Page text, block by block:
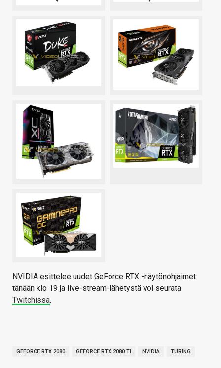
NVIDIA esittelee uudet GeForce RTX -näytönohjaimet
tänään klo 19 ja live-stream-lähetystä voi seurata
Twitchissä.
GEFORCE RTX 2080 GEFORCE RTX 2080 TI NVIDIA TURING